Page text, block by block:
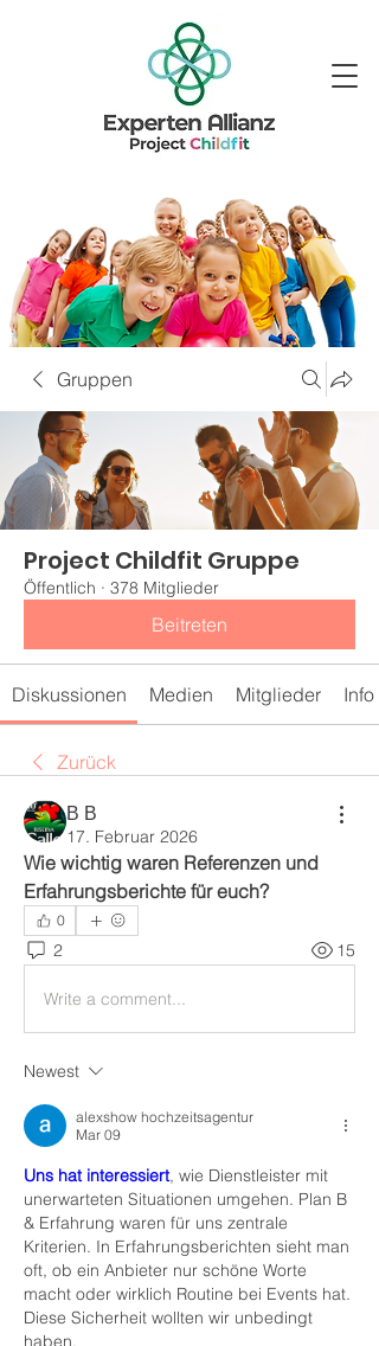
Gruppen
Project Childfit Gruppe
Öffentlich · 378 Mitglieder
Beitreten
Diskussionen Medien Mitglieder Info
Zurück
В В
17. Februar 2026
Wie wichtig waren Referenzen und
Erfahrungsberichte für euch?
0
2 15
Write a comment...
Newest
alexshow hochzeitsagentur
Mar 09
Uns hat interessiert, wie Dienstleister mit
unerwarteten Situationen umgehen. Plan B
& Erfahrung waren für uns zentrale
Kriterien. In Erfahrungsberichten sieht man
oft, ob ein Anbieter nur schöne Worte
macht oder wirklich Routine bei Events hat.
Diese Sicherheit wollten wir unbedingt
haben.